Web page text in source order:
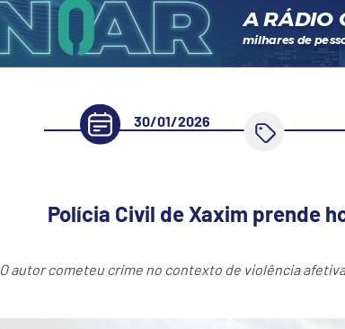
30/01/2026
Polícia Civil de Xaxim prende
O autor cometeu crime no contexto de violência